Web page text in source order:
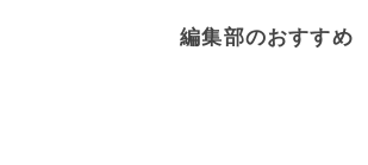
編集部のおすすめ